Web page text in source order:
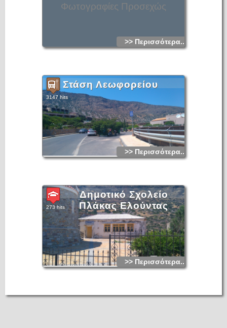
Φωτογραφίες Προσεχώς
>> Περισσότερα...
Στάση Λεωφορείου
3147 hits
>> Περισσότερα...
Δημοτικό Σχολείο
Πλάκας Ελούντας
273 hits
>> Περισσότερα...